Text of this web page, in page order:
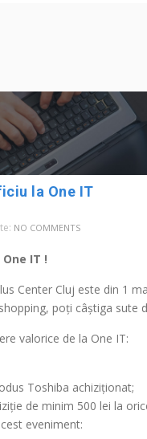
la One IT
NO COMMENTS
IT !
Center Cluj este din 1
poţi câştiga
valorice de la One IT:
Toshiba achiziţionat;
de minim 500 lei la
eveniment: